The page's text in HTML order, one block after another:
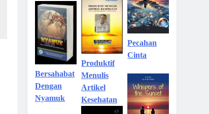
Bersahabat
Dengan
Nyamuk
Produktif
Menulis
Artikel
Kesehatan
Pecahan
Cinta